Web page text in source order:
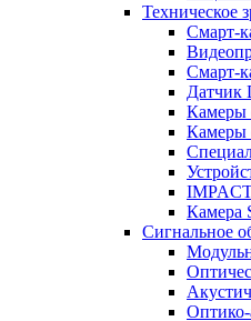
Техническое
Смарт-
Смарт-
Датчик
Камеры
Камеры
Камера
Cигнальное
Оптико-